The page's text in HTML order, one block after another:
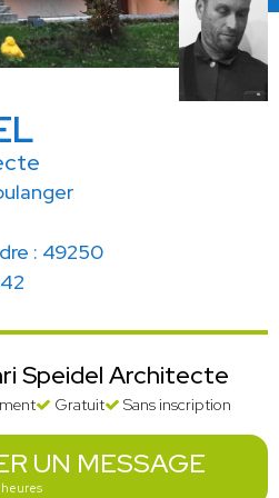
: 49250
Speidel Architecte
Gratuit Sans inscription
UN MESSAGE
heures